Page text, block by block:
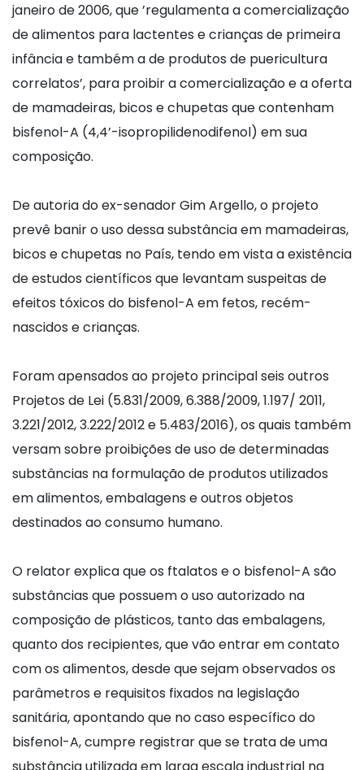
janeiro de 2006, que ’regulamenta a comercialização
de alimentos para lactentes e crianças de primeira
infância e também a de produtos de puericultura
correlatos’, para proibir a comercialização e a oferta
de mamadeiras, bicos e chupetas que contenham
bisfenol-A (4,4’-isopropilidenodifenol) em sua
composição.
De autoria do ex-senador Gim Argello, o projeto
prevê banir o uso dessa substância em mamadeiras,
bicos e chupetas no País, tendo em vista a existência
de estudos científicos que levantam suspeitas de
efeitos tóxicos do bisfenol-A em fetos, recém-
nascidos e crianças.
Foram apensados ao projeto principal seis outros
Projetos de Lei (5.831/2009, 6.388/2009, 1.197/ 2011,
3.221/2012, 3.222/2012 e 5.483/2016), os quais também
versam sobre proibições de uso de determinadas
substâncias na formulação de produtos utilizados
em alimentos, embalagens e outros objetos
destinados ao consumo humano.
O relator explica que os ftalatos e o bisfenol-A são
substâncias que possuem o uso autorizado na
composição de plásticos, tanto das embalagens,
quanto dos recipientes, que vão entrar em contato
com os alimentos, desde que sejam observados os
parâmetros e requisitos fixados na legislação
sanitária, apontando que no caso específico do
bisfenol-A, cumpre registrar que se trata de uma